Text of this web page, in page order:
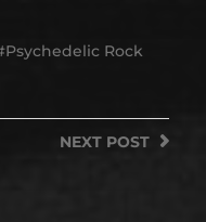
Psychedelic Rock
NEXT POST